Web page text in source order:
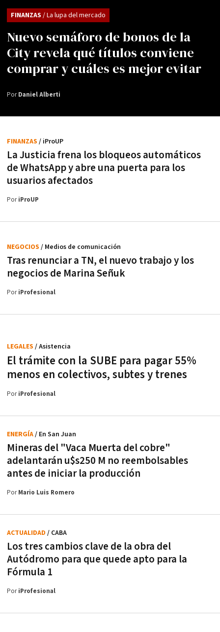
Nuevo semáforo de bonos de la
City revela qué títulos conviene
comprar y cuáles es mejor evitar
FINANZAS / La lupa del mercado
PorDaniel Alberti
La Justicia frena los bloqueos automáticos
de WhatsApp y abre una puerta para los
usuarios afectados
FINANZAS / iProUP
PoriProUP
Tras renunciar a TN, el nuevo trabajo y los
negocios de Marina Señuk
NEGOCIOS / Medios de comunicación
PoriProfesional
El trámite con la SUBE para pagar 55%
menos en colectivos, subtes y trenes
LEGALES / Asistencia
PoriProfesional
Mineras del "Vaca Muerta del cobre"
adelantarán u$s250 M no reembolsables
antes de iniciar la producción
ENERGÍA/ En San Juan
PorMario Luis Romero
Los tres cambios clave de la obra del
Autódromo para que quede apto para la
Fórmula 1
ACTUALIDAD / CABA
PoriProfesional